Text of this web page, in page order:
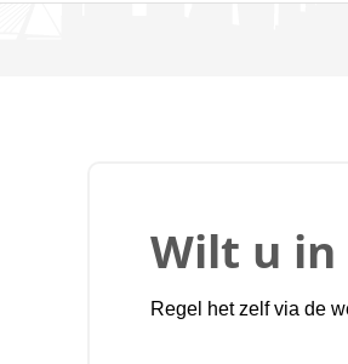
Wilt u in
Regel het zelf via de